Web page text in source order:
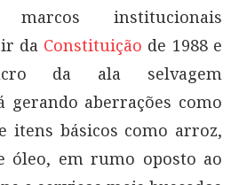
institucionais
da Constituição de 1988 e
da ala selvagem
gerando aberrações como
itens básicos como arroz,
óleo, em rumo oposto ao